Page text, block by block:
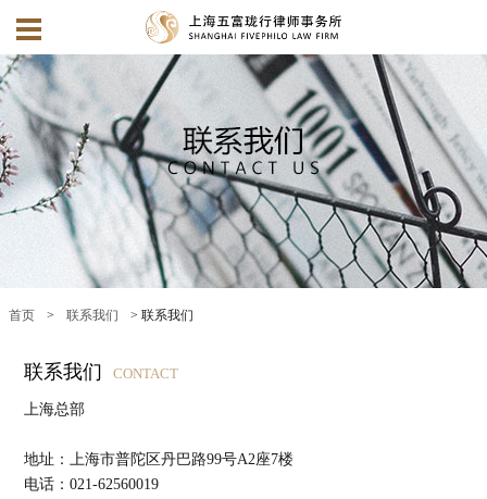
首页 > 联系我们 > 联系我们
联系我们 CONTACT
上海总部
地址：上海市普陀区丹巴路99号A2座7楼
电话：021-62560019